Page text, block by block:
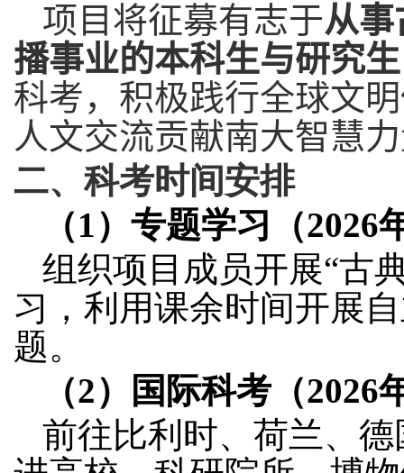
项目将征募有志于从
播事业的本科生与研究生
科考，积极践行全球文
人文交流贡献南大智慧
二、科考时间安排
（1）专题学习（2026
组织项目成员开展“古
习，利用课余时间开展
题。
（2）国际科考（2026
前往比利时、荷兰、